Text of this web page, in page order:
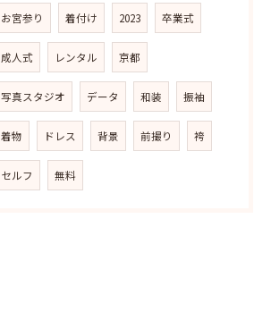
お宮参り 着付け 2023 卒業式
成人式 レンタル 京都
写真スタジオ データ 和装 振袖
着物 ドレス 背景 前撮り 袴
セルフ 無料